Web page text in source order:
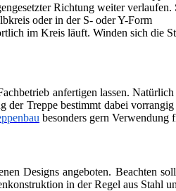
Richtung weiter
oder in der S- oder Y-Form
im Kreis läuft. Winden sich die
anfertigen lassen.
Treppe bestimmt dabei
besonders gern Verwendung
Designs angeboten. Beachten
in der Regel aus Stahl